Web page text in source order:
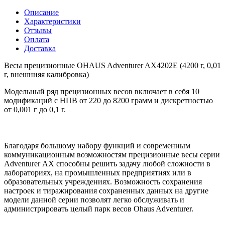
Описание
Характеристики
Отзывы
Оплата
Доставка
Весы прецизионные OHAUS Adventurer AX4202Е (4200 г, 0,01
г, внешнняя калибровка)
Модельный ряд прецизионных весов включает в себя 10
модификаций с НПВ от 220 до 8200 грамм и дискретностью
от 0,001 г до 0,1 г.
Благодаря большому набору функций и современным
коммуникационным возможностям прецизионные весы серии
Adventurer АХ способны решить задачу любой сложности в
лабораториях, на промышленных предприятиях или в
образовательных учреждениях. Возможность сохранения
настроек и тиражирования сохраненных данных на другие
модели данной серии позволят легко обслуживать и
администрировать целый парк весов Ohaus Adventurer.